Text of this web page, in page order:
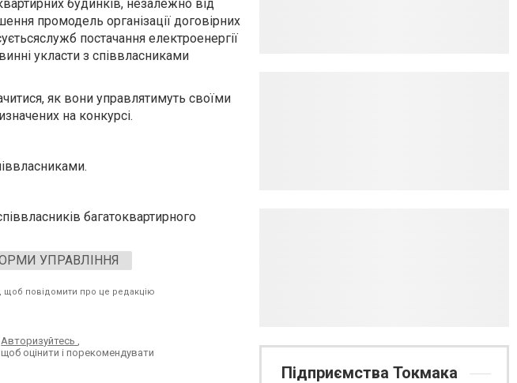
будинків, незалежно від
промодель організації договірних
постачання електроенергії
укласти з співвласниками
як вони управлятимуть своїми
ених на конкурсі.
багатоквартирного
УПРАВЛІННЯ
щоб повідомити про це редакцію
Авторизуйтесь,
щоб оцінити і порекомендувати
Підприємства Токмака